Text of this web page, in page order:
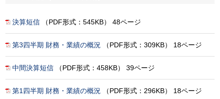
決算短信 （PDF形式：545KB） 48ページ
第3四半期 財務・業績の概況 （PDF形式：309KB） 18ページ
中間決算短信 （PDF形式：458KB） 39ページ
第1四半期 財務・業績の概況 （PDF形式：296KB） 18ページ